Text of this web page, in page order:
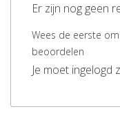
Er zijn nog geen
Wees de eerste om
beoordelen
Je moet ingelogd